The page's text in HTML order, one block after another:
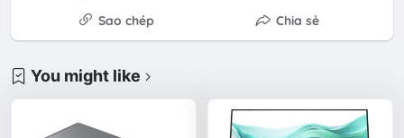
Sao chép
Chia sẻ
You might like